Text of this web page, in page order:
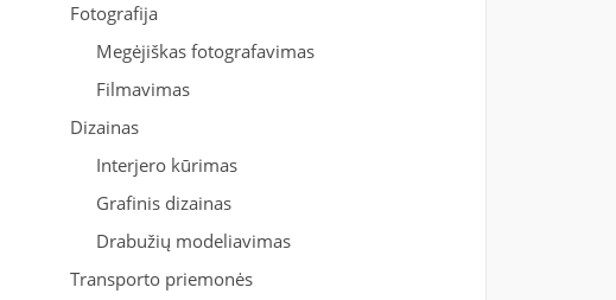
Fotografija
Megėjiškas fotografavimas
Filmavimas
Dizainas
Interjero kūrimas
Grafinis dizainas
Drabužių modeliavimas
Transporto priemonės